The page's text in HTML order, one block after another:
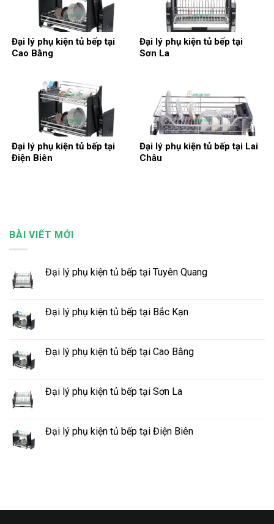
Đại lý phụ kiện tủ bếp tại
Cao Bằng
Đại lý phụ kiện tủ bếp tại
Sơn La
Đại lý phụ kiện tủ bếp tại
Điện Biên
Đại lý phụ kiện tủ bếp tại Lai
Châu
BÀI VIẾT MỚI
Đại lý phụ kiện tủ bếp tại Tuyên Quang
Đại lý phụ kiện tủ bếp tại Bắc Kạn
Đại lý phụ kiện tủ bếp tại Cao Bằng
Đại lý phụ kiện tủ bếp tại Sơn La
Đại lý phụ kiện tủ bếp tại Điện Biên